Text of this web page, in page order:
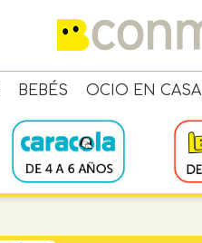
BEBÉS OCIO EN CASA